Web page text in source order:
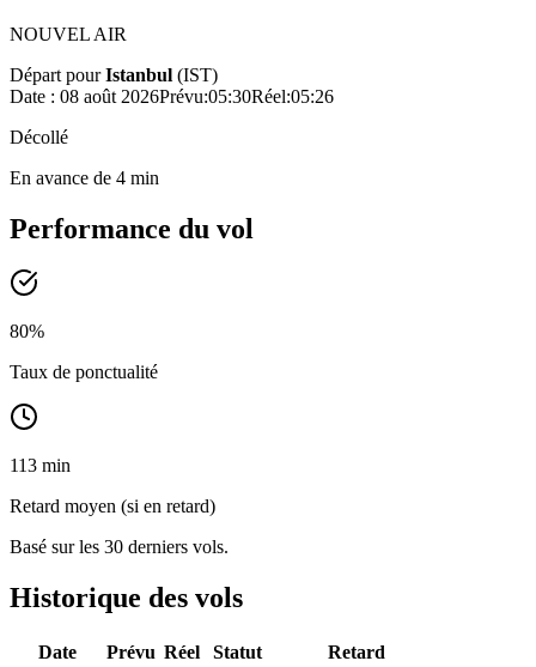
NOUVEL AIR
Départ pour Istanbul (IST)
Date : 08 août 2026Prévu:05:30Réel:05:26
Décollé
En avance de 4 min
Performance du vol
80%
Taux de ponctualité
113 min
Retard moyen (si en retard)
Basé sur les 30 derniers vols.
Historique des vols
Date Prévu Réel Statut
Retard